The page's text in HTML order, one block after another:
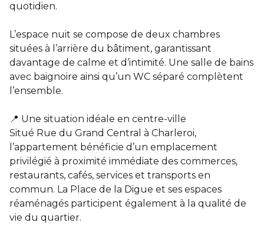
quotidien.
L’espace nuit se compose de deux chambres
situées à l’arrière du bâtiment, garantissant
davantage de calme et d’intimité. Une salle de bains
avec baignoire ainsi qu’un WC séparé complètent
l’ensemble.
📍 Une situation idéale en centre-ville
Situé Rue du Grand Central à Charleroi,
l’appartement bénéficie d’un emplacement
privilégié à proximité immédiate des commerces,
restaurants, cafés, services et transports en
commun. La Place de la Digue et ses espaces
réaménagés participent également à la qualité de
vie du quartier.